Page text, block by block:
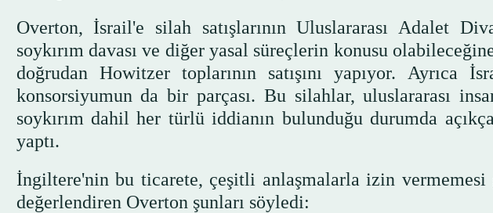
Overton, İsrail'e silah satışlarının Uluslararası Adalet
soykırım davası ve diğer yasal süreçlerin konusu
doğrudan Howitzer toplarının satışını yapıyor. Ayrıca
konsorsiyumun da bir parçası. Bu silahlar, uluslararası
soykırım dahil her türlü iddianın bulunduğu durumda
yaptı.
İngiltere'nin bu ticarete, çeşitli anlaşmalarla izin vermemesi
değerlendiren Overton şunları söyledi: